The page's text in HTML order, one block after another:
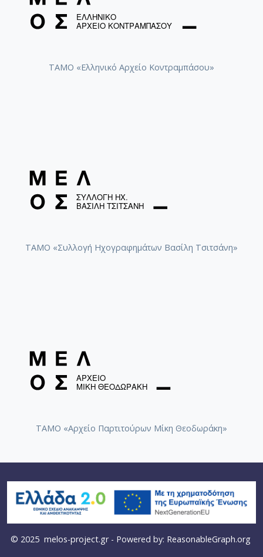
ΤΑΜΟ «Ελληνικό Αρχείο Κοντραμπάσου»
ΤΑΜΟ «Συλλογή Ηχογραφημάτων Βασίλη Τσιτσάνη»
ΤΑΜΟ «Αρχείο Παρτιτούρων Μίκη Θεοδωράκη»
© 2025 melos-project.gr- Powered by: ReasonableGraph.org